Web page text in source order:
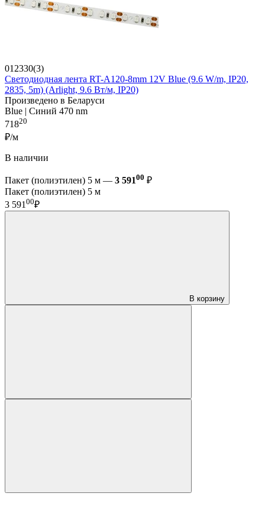
012330(3)
Светодиодная лента RT-A120-8mm 12V Blue (9.6 W/m, IP20,
2835, 5m) (Arlight, 9.6 Вт/м, IP20)
Произведено в Беларуси
Blue | Синий 470 nm
71820
₽/м
В наличии
Пакет (полиэтилен) 5 м — 3 59100 ₽
Пакет (полиэтилен) 5 м
3 591 00₽
В корзину